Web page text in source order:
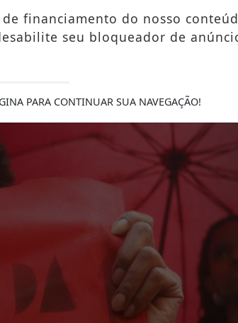
NOTÍCIAS FUTEBOL
financiamento do nosso
seu bloqueador de
PARA CONTINUAR SUA NAVEGAÇÃO!